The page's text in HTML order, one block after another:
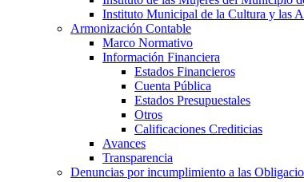
Instituto Municipal de la Cultura y las
Armonización Contable
Marco Normativo
Información Financiera
Estados Financieros
Cuenta Pública
Estados Presupuestales
Otros
Calificaciones Crediticias
Avances
Transparencia
Denuncias por incumplimiento a las